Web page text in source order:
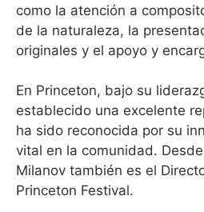
como la atención a
de la naturaleza, la
originales y el apoyo y
En Princeton, bajo su
establecido una excelente
ha sido reconocida por su
vital en la comunidad.
Milanov también es el
Princeton Festival.